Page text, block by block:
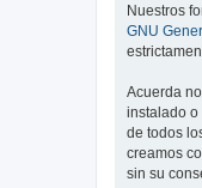
Nuestros
GNU
Acuerda
instalado o
de todos
creamos
sin su